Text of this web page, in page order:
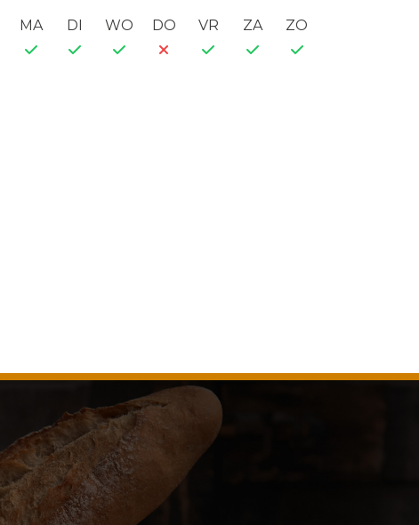
MA DI WO DO VR ZA ZO